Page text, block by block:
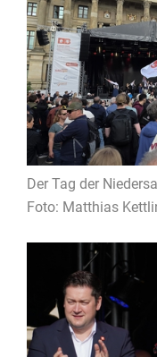
Der Tag der
Foto: Matthias